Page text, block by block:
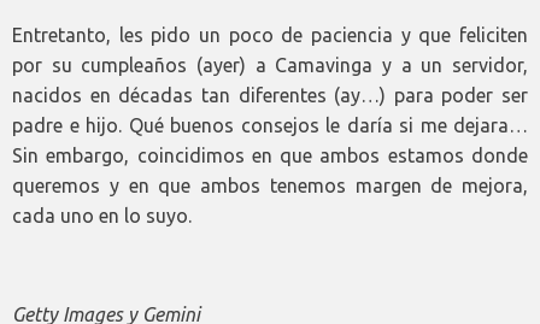
Entretanto, les pido un poco de paciencia y que feliciten
por su cumpleaños (ayer) a Camavinga y a un servidor,
nacidos en décadas tan diferentes (ay…) para poder ser
padre e hijo. Qué buenos consejos le daría si me dejara…
Sin embargo, coincidimos en que ambos estamos donde
queremos y en que ambos tenemos margen de mejora,
cada uno en lo suyo.
Getty Images y Gemini